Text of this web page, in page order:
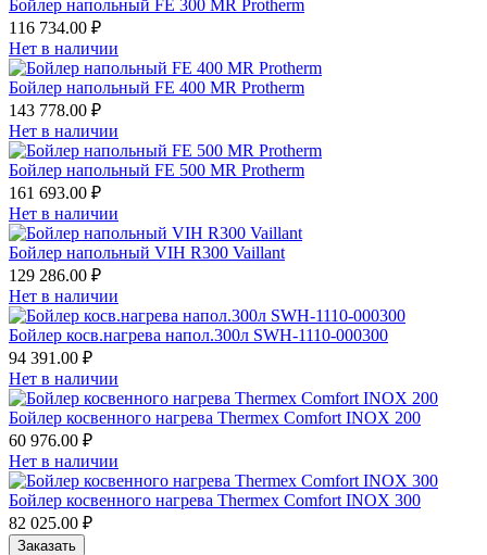
Бойлер напольный FE 300 MR Protherm
116 734.00 ₽
Нет в наличии
Бойлер напольный FE 400 MR Protherm
143 778.00 ₽
Нет в наличии
Бойлер напольный FE 500 MR Protherm
161 693.00 ₽
Нет в наличии
Бойлер напольный VIH R300 Vaillant
129 286.00 ₽
Нет в наличии
Бойлер косв.нагрева напол.300л SWH-1110-000300
94 391.00 ₽
Нет в наличии
Бойлер косвенного нагрева Thermex Comfort INOX 200
60 976.00 ₽
Нет в наличии
Бойлер косвенного нагрева Thermex Comfort INOX 300
82 025.00 ₽
Заказать